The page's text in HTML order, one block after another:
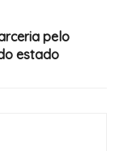
pelo
estado